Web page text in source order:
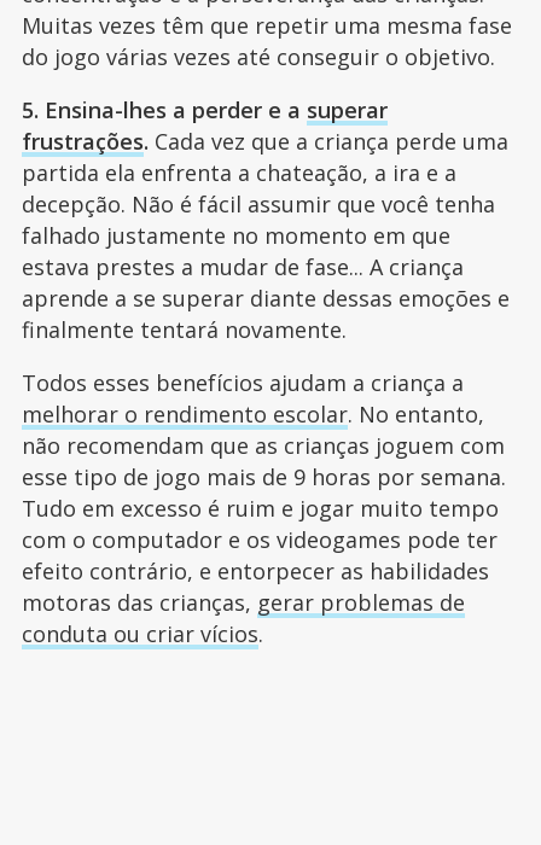
Muitas vezes têm que repetir uma mesma fase
do jogo várias vezes até conseguir o objetivo.
5. Ensina-lhes a perder e a superar
frustrações. Cada vez que a criança perde uma
partida ela enfrenta a chateação, a ira e a
decepção. Não é fácil assumir que você tenha
falhado justamente no momento em que
estava prestes a mudar de fase... A criança
aprende a se superar diante dessas emoções e
finalmente tentará novamente.
Todos esses benefícios ajudam a criança a
melhorar o rendimento escolar. No entanto,
não recomendam que as crianças joguem com
esse tipo de jogo mais de 9 horas por semana.
Tudo em excesso é ruim e jogar muito tempo
com o computador e os videogames pode ter
efeito contrário, e entorpecer as habilidades
motoras das crianças, gerar problemas de
conduta ou criar vícios.